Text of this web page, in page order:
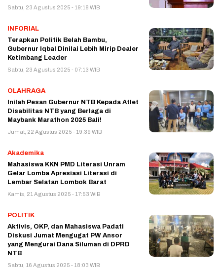
Sabtu, 23 Agustus 2025 - 19:18 WIB
INFORIAL
Terapkan Politik Belah Bambu,
Gubernur Iqbal Dinilai Lebih Mirip Dealer
Ketimbang Leader
Sabtu, 23 Agustus 2025 - 07:13 WIB
OLAHRAGA
Inilah Pesan Gubernur NTB Kepada Atlet
Disabilitas NTB yang Berlaga di
Maybank Marathon 2025 Bali!
Jumat, 22 Agustus 2025 - 19:39 WIB
Akademika
Mahasiswa KKN PMD Literasi Unram
Gelar Lomba Apresiasi Literasi di
Lembar Selatan Lombok Barat
Kamis, 21 Agustus 2025 - 17:53 WIB
POLITIK
Aktivis, OKP, dan Mahasiswa Padati
Diskusi Jumat Mengugat PW Ansor
yang Mengurai Dana Siluman di DPRD
NTB
Sabtu, 16 Agustus 2025 - 18:03 WIB